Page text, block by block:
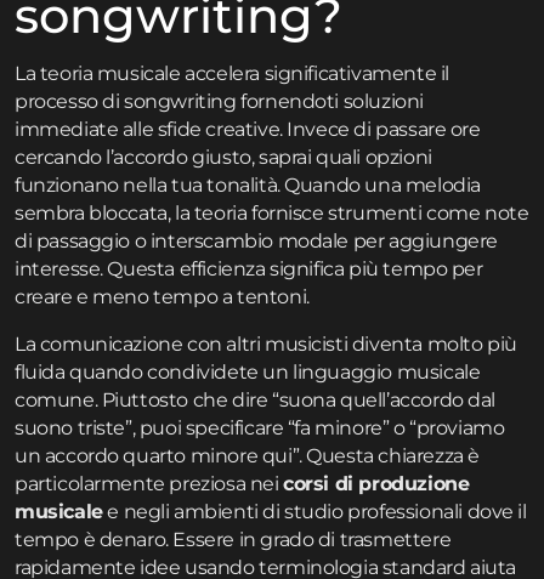
songwriting?
La teoria musicale accelera significativamente il
processo di songwriting fornendoti soluzioni
immediate alle sfide creative. Invece di passare ore
cercando l’accordo giusto, saprai quali opzioni
funzionano nella tua tonalità. Quando una melodia
sembra bloccata, la teoria fornisce strumenti come note
di passaggio o interscambio modale per aggiungere
interesse. Questa efficienza significa più tempo per
creare e meno tempo a tentoni.
La comunicazione con altri musicisti diventa molto più
fluida quando condividete un linguaggio musicale
comune. Piuttosto che dire “suona quell’accordo dal
suono triste”, puoi specificare “fa minore” o “proviamo
un accordo quarto minore qui”. Questa chiarezza è
particolarmente preziosa neicorsi di produzione
musicalee negli ambienti di studio professionali dove il
tempo è denaro. Essere in grado di trasmettere
rapidamente idee usando terminologia standard aiuta